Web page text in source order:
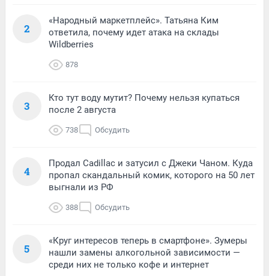
2
«Народный маркетплейс». Татьяна Ким
ответила, почему идет атака на склады
Wildberries
878
3
Кто тут воду мутит? Почему нельзя купаться
после 2 августа
738 Обсудить
4
Продал Cadillac и затусил с Джеки Чаном. Куда
пропал скандальный комик, которого на 50 лет
выгнали из РФ
388 Обсудить
5
«Круг интересов теперь в смартфоне». Зумеры
нашли замены алкогольной зависимости —
среди них не только кофе и интернет